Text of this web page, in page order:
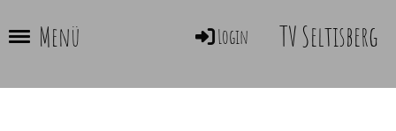
Menü Login TV Seltisberg